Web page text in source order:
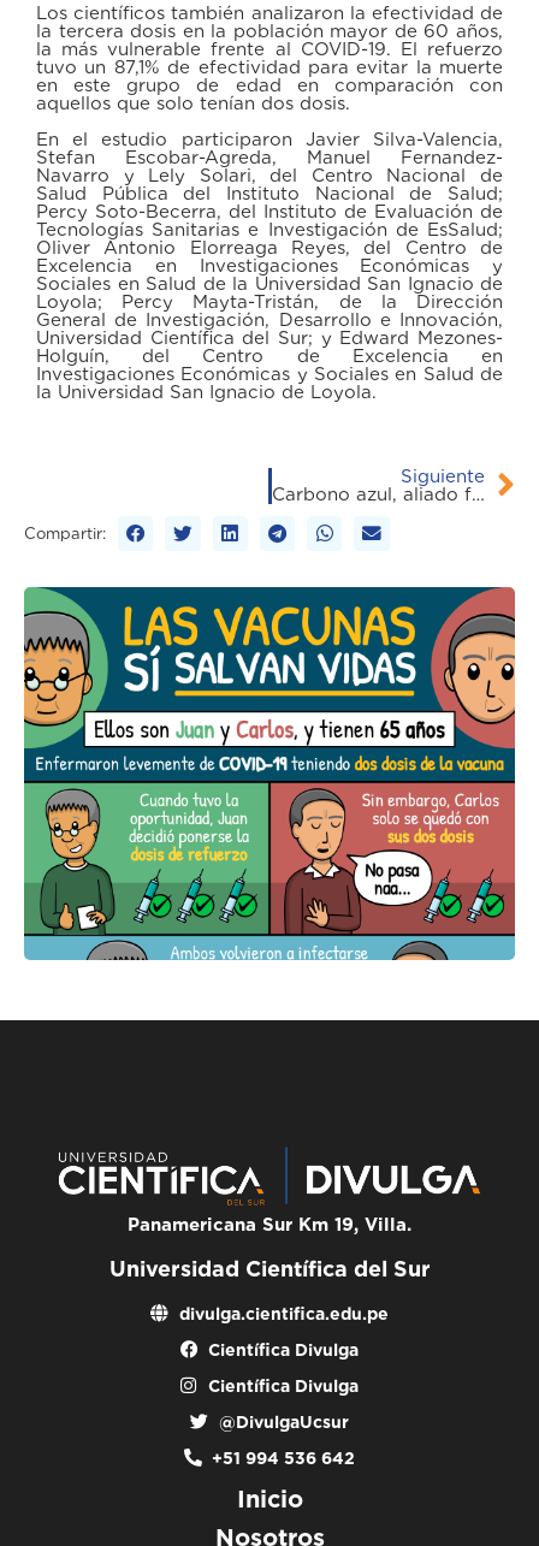
Los científicos también analizaron la efectividad de
la tercera dosis en la población mayor de 60 años,
la más vulnerable frente al COVID-19. El refuerzo
tuvo un 87,1% de efectividad para evitar la muerte
en este grupo de edad en comparación con
aquellos que solo tenían dos dosis.
En el estudio participaron Javier Silva-Valencia,
Stefan Escobar-Agreda, Manuel Fernandez-
Navarro y Lely Solari, del Centro Nacional de
Salud Pública del Instituto Nacional de Salud;
Percy Soto-Becerra, del Instituto de Evaluación de
Tecnologías Sanitarias e Investigación de EsSalud;
Oliver Antonio Elorreaga Reyes, del Centro de
Excelencia en Investigaciones Económicas y
Sociales en Salud de la Universidad San Ignacio de
Loyola; Percy Mayta-Tristán, de la Dirección
General de Investigación, Desarrollo e Innovación,
Universidad Científica del Sur; y Edward Mezones-
Holguín, del Centro de Excelencia en
Investigaciones Económicas y Sociales en Salud de
la Universidad San Ignacio de Loyola.
Siguiente
Carbono azul, aliado frente al cambio climático
Compartir:
Panamericana Sur Km 19, Villa.
Universidad Científica del Sur
divulga.cientifica.edu.pe
Científica Divulga
Científica Divulga
@DivulgaUcsur
+51 994 536 642
Inicio
Nosotros